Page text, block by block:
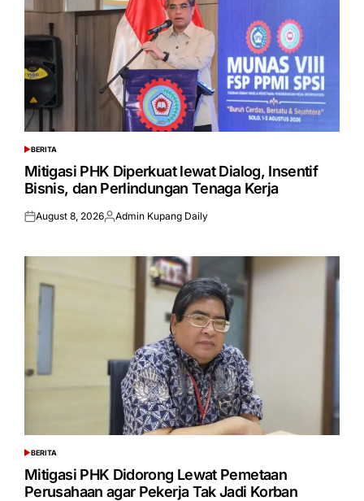
POSTED
IN
BERITA
Mitigasi PHK Diperkuat lewat Dialog, Insentif
Bisnis, dan Perlindungan Tenaga Kerja
Posted
August 8, 2026Posted
Admin Kupang Daily
POSTED
IN
BERITA
Mitigasi PHK Didorong Lewat Pemetaan
Perusahaan agar Pekerja Tak Jadi Korban